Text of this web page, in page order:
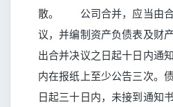
散。 公司合并，应当由合
议，并编制资产负债表及财
出合并决议之日起十日内通
内在报纸上至少公告三次。
日起三十日内，未接到通知